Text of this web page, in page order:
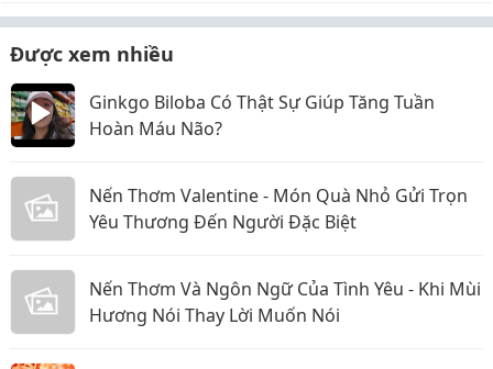
Được xem nhiều
Ginkgo Biloba Có Thật Sự Giúp Tăng Tuần
Hoàn Máu Não?
Nến Thơm Valentine - Món Quà Nhỏ Gửi Trọn
Yêu Thương Đến Người Đặc Biệt
Nến Thơm Và Ngôn Ngữ Của Tình Yêu - Khi Mùi
Hương Nói Thay Lời Muốn Nói